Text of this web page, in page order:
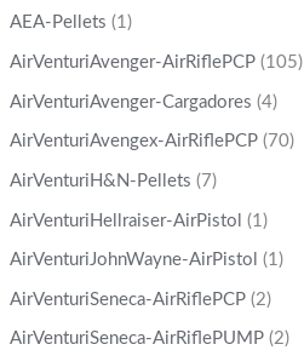
AEA-Pellets (1)
AirVenturiAvenger-AirRiflePCP (105)
AirVenturiAvenger-Cargadores (4)
AirVenturiAvengex-AirRiflePCP (70)
AirVenturiH&N-Pellets (7)
AirVenturiHellraiser-AirPistol (1)
AirVenturiJohnWayne-AirPistol (1)
AirVenturiSeneca-AirRiflePCP (2)
AirVenturiSeneca-AirRiflePUMP (2)